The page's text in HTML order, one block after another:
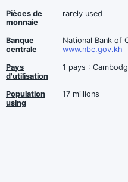
Pièces de
monnaie
rarely used
Banque
centrale
National Bank of
www.nbc.gov.kh
Pays
d'utilisation
1 pays :
Population
using
17 millions